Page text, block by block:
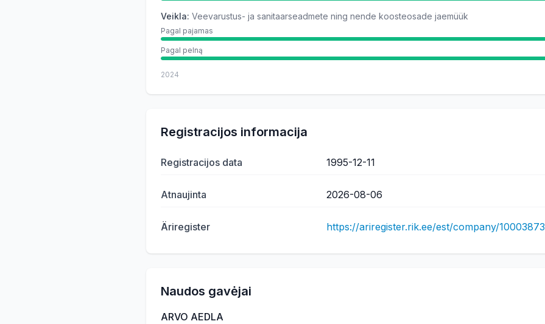
Veikla: Veevarustus- ja sanitaarseadmete ning nende koosteosade jaemüük
Pagal pajamas
Pagal pelną
2024
Registracijos informacija
Registracijos data 1995-12-11
Atnaujinta 2026-08-06
Äriregister https://ariregister.rik.ee/est/company/10003873
Naudos gavėjai
ARVO AEDLA